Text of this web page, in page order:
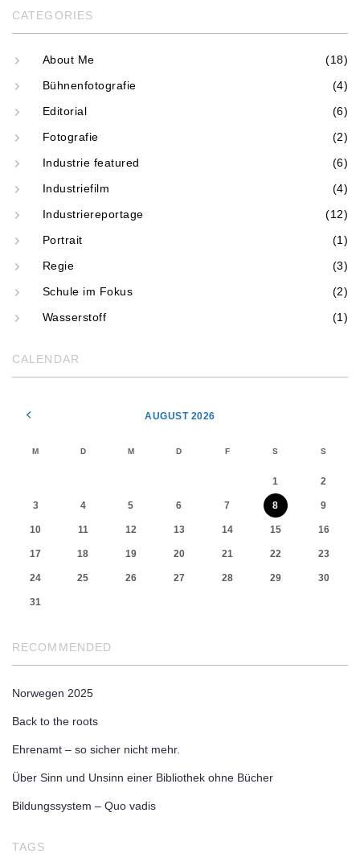
CATEGORIES
About Me
(18)
Bühnenfotografie
(4)
Editorial
(6)
Fotografie
(2)
Industrie featured
(6)
Industriefilm
(4)
Industriereportage
(12)
Portrait
(1)
Regie
(3)
Schule im Fokus
(2)
Wasserstoff
(1)
CALENDAR
AUGUST 2026
M D M D F S S
1 2
3 4 5 6 7 8 9
10 11 12 13 14 15 16
17 18 19 20 21 22 23
24 25 26 27 28 29 30
31
RECOMMENDED
Norwegen 2025
Back to the roots
Ehrenamt – so sicher nicht mehr.
Über Sinn und Unsinn einer Bibliothek ohne Bücher
Bildungssystem – Quo vadis
TAGS